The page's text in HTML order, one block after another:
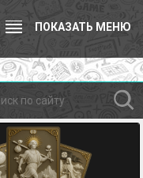
ПОКАЗАТЬ МЕНЮ